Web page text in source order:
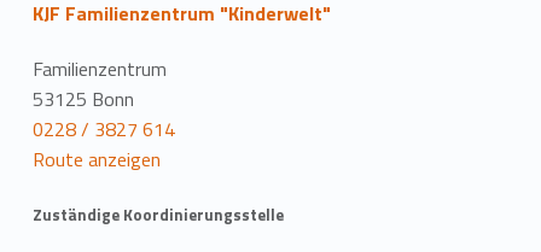
KJF Familienzentrum "Kinderwelt"
Familienzentrum
53125 Bonn
0228 / 3827 614
Route anzeigen
Zuständige Koordinierungsstelle